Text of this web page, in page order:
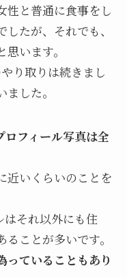
性と普通に食事をし
たが、それでも、
います。
り取りは続きまし
した。
ロフィール写真は全
近いくらいのことを
はそれ以外にも住
ことが多いです。
っていることもあり